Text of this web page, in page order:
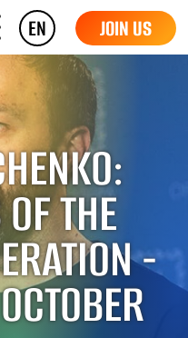
EN JOIN US
THE
-